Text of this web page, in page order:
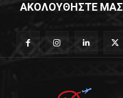
ΑΚΟΛΟΥΘΗΣΤΕ ΜΑΣ